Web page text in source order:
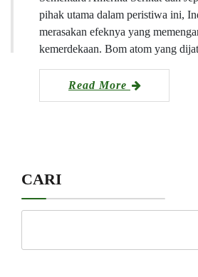
pihak utama dalam peristiwa ini,
merasakan efeknya yang
kemerdekaan. Bom atom yang
Read More
CARI